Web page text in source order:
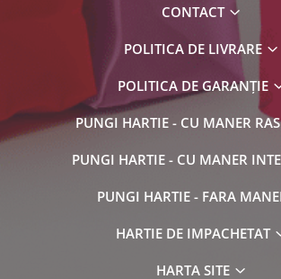
CONTACT
POLITICA DE LIVRARE
POLITICA DE GARANȚIE
PUNGI HARTIE - CU MANER
PUNGI HARTIE - CU MANER
PUNGI HARTIE - FARA
HARTIE DE IMPACHETAT
HARTA SITE